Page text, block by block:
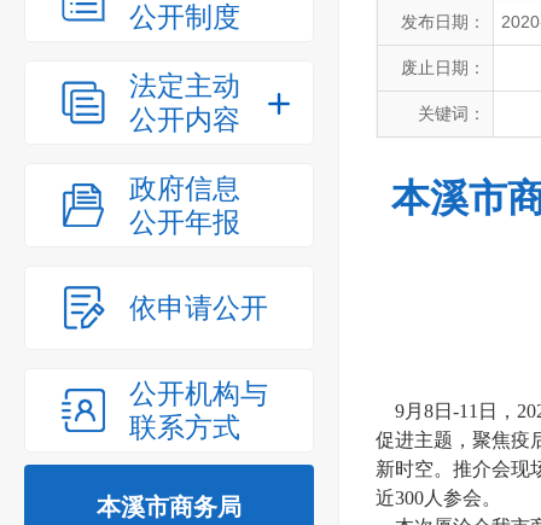
公开制度
法定主动
公开内容
政府信息
公开年报
依申请公开
公开机构与
联系方式
本溪市商务局
发布日期：
废止日期：
关键词：
本溪市
9月8日-11日，
促进主题，聚焦疫
新时空。推介会现
近300人参会。